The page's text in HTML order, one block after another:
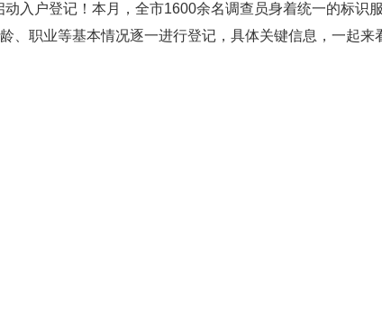
入户登记！本月，全市1600余名调查员身着统一的标识
、职业等基本情况逐一进行登记，具体关键信息，一起来